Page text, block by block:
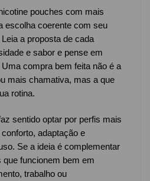
pouches com mais
escolha coerente com seu
a proposta de cada
e sabor e pense em
compra bem feita não é a
mais chamativa, mas a que
rotina.
sentido optar por perfis mais
adaptação e
Se a ideia é complementar
funcionem bem em
trabalho ou